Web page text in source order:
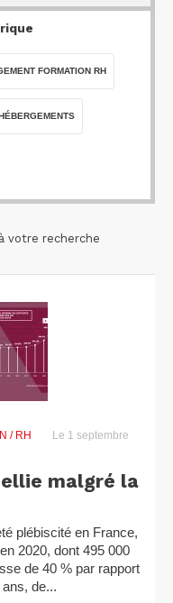
FORMATION RH
votre recherche
/ RH
Le 1 septembre
malgré la
plébiscité en France,
2020, dont 495 000
de 40 % par rapport
de...